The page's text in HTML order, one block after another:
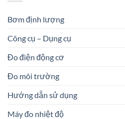
Bơm định lượng
Công cụ – Dụng cụ
Đo điện động cơ
Đo môi trường
Hướng dẫn sử dụng
Máy đo nhiệt độ